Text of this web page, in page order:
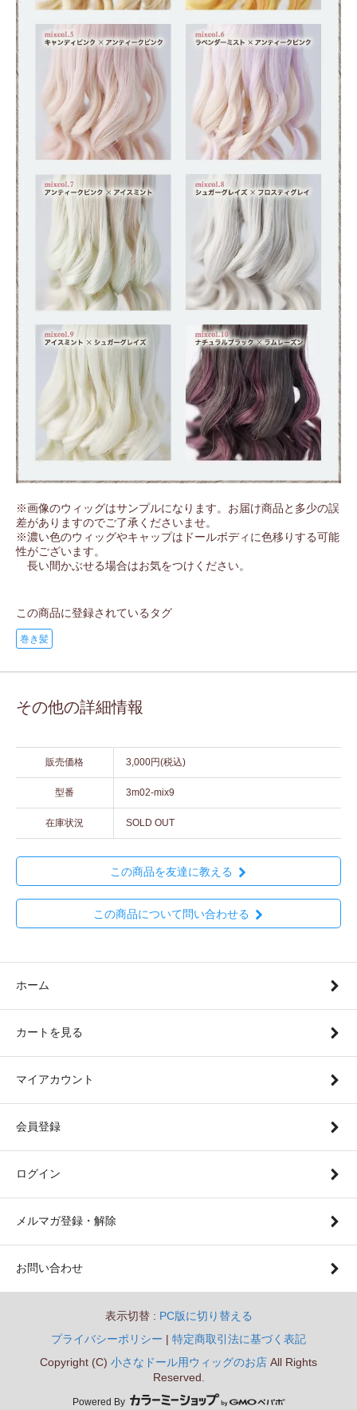
※画像のウィッグはサンプルになります。お届け商品と多少の誤
差がありますのでご了承くださいませ。
※濃い色のウィッグやキャップはドールボディに色移りする可能
性がございます。
長い間かぶせる場合はお気をつけください。
この商品に登録されているタグ
巻き髪
その他の詳細情報
販売価格 3,000円(税込)
型番 3m02-mix9
在庫状況 SOLD OUT
この商品を友達に教える
この商品について問い合わせる
ホーム
カートを見る
マイアカウント
会員登録
ログイン
メルマガ登録・解除
お問い合わせ
表示切替 : PC版に切り替える
プライバシーポリシー | 特定商取引法に基づく表記
Copyright (C) 小さなドール用ウィッグのお店 All Rights
Reserved.
Powered By